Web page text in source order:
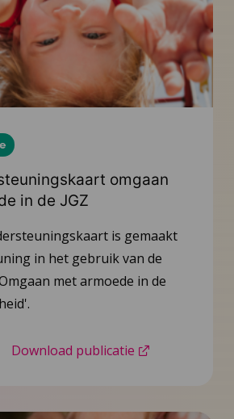
omgaan
in de JGZ
is gemaakt
in het gebruik van de
met armoede in de
Download publicatie